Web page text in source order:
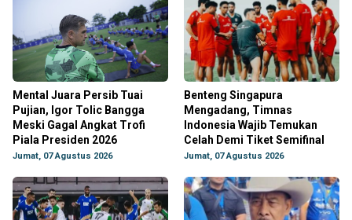
Mental Juara Persib Tuai
Pujian, Igor Tolic Bangga
Meski Gagal Angkat Trofi
Piala Presiden 2026
Jumat, 07 Agustus 2026
Benteng Singapura
Mengadang, Timnas
Indonesia Wajib Temukan
Celah Demi Tiket Semifinal
Jumat, 07 Agustus 2026